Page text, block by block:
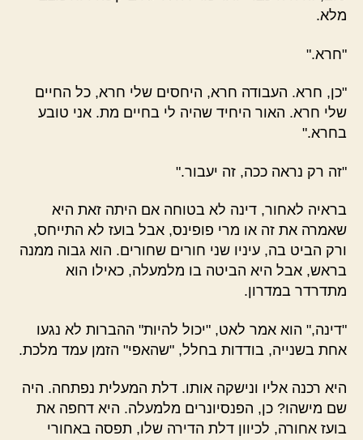
מלא.
"חרא."
"כן, חרא. העבודה חרא, היחסים שלי חרא, כל החיים
שלי חרא. האור היחיד שהיה לי בחיים מת. אני טובע
בחרא."
"זה רק נראה ככה, זה יעבור."
בראיה לאחור, דינה לא בטוחה אם היתה זאת היא
שאמרה את זה או מרי פופינס, אבל בועז לא התייחס,
ורק הביט בה, עיניו שני חורים שחורים. הוא גבוה ממנה
בראש, אבל היא הביטה בו מלמעלה, כאילו הוא
מתדרדר במדרון.
"דינה," הוא אמר לאט, "יכול להיות" ההברות לא נגעו
אחת בשנייה, בודדות בחלל, "שהאפי" הזמן עמד מלכת.
היא רכנה אליו ונישקה אותו. דלת המעלית נפתחה. היה
שם מישהו? כן, הפנסיונרים מלמעלה. היא דחפה את
בועז אחורה, לכיוון דלת הדירה שלו, תפסה באחורי